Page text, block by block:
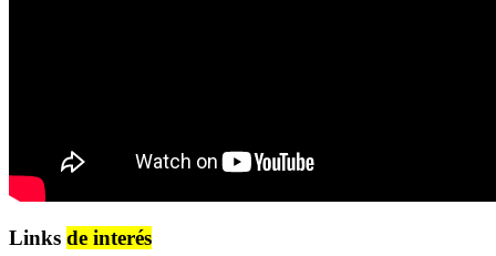
Links de interés